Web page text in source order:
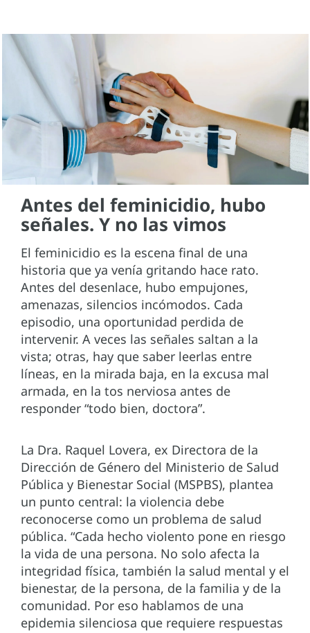
Antes del feminicidio, hubo
señales. Y no las vimos
El feminicidio es la escena final de una
historia que ya venía gritando hace rato.
Antes del desenlace, hubo empujones,
amenazas, silencios incómodos. Cada
episodio, una oportunidad perdida de
intervenir. A veces las señales saltan a la
vista; otras, hay que saber leerlas entre
líneas, en la mirada baja, en la excusa mal
armada, en la tos nerviosa antes de
responder “todo bien, doctora”.
La Dra. Raquel Lovera, ex Directora de la
Dirección de Género del Ministerio de Salud
Pública y Bienestar Social (MSPBS), plantea
un punto central: la violencia debe
reconocerse como un problema de salud
pública. “Cada hecho violento pone en riesgo
la vida de una persona. No solo afecta la
integridad física, también la salud mental y el
bienestar, de la persona, de la familia y de la
comunidad. Por eso hablamos de una
epidemia silenciosa que requiere respuestas